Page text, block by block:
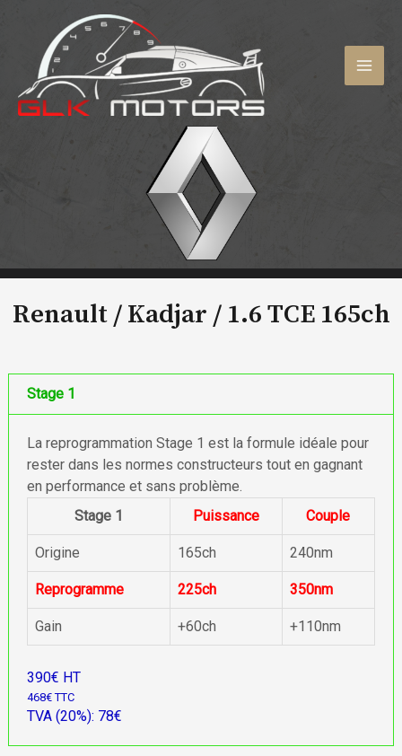
contenu
Renault / Kadjar / 1.6 TCE 165ch
Stage 1
La reprogrammation Stage 1 est la formule idéale pour
rester dans les normes constructeurs tout en gagnant
en performance et sans problème.
Stage 1
Puissance Couple
Origine 165ch 240nm
Reprogramme 225ch 350nm
Gain +60ch +110nm
390€ HT
468€ TTC
TVA (20%): 78€